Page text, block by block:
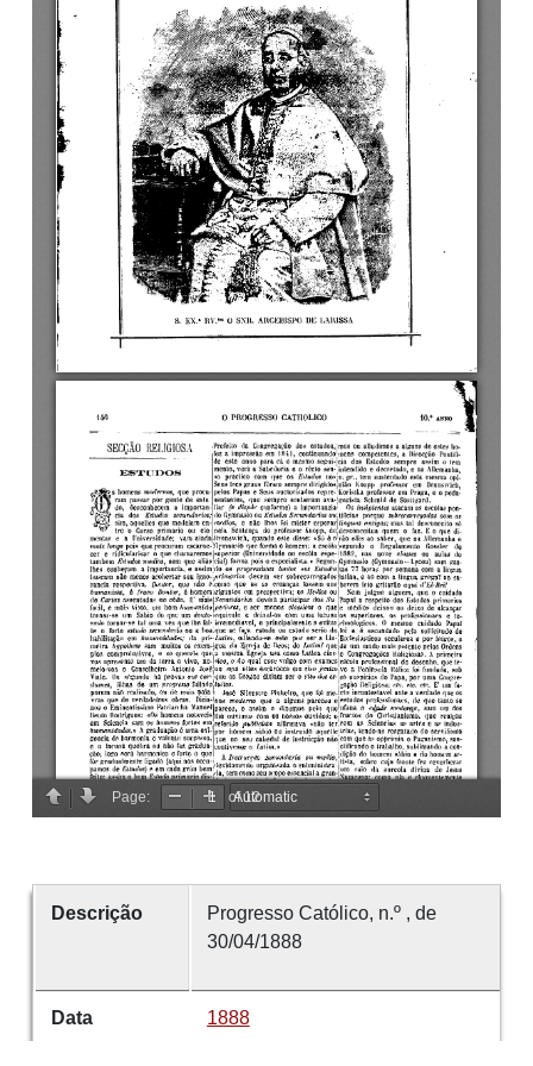
Descrição
Progresso Católico, n.º , de
30/04/1888
Data 1888